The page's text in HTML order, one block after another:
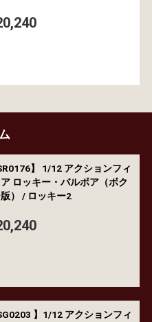
】 1/12 アクションフィ
ロッキー・バルボア（ボク
） / ロッキー2
】1/12 アクションフィ